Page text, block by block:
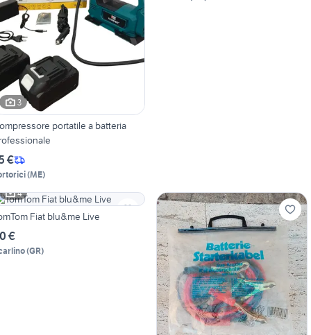
3
portatile a batteria
€
(ME)
4
Fiat blu&me Live
€
(GR)